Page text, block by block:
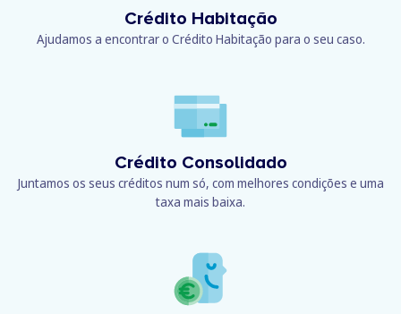
Crédito Habitação
Ajudamos a encontrar o Crédito Habitação para o seu caso.
Crédito Consolidado
Juntamos os seus créditos num só, com melhores condições e uma
taxa mais baixa.